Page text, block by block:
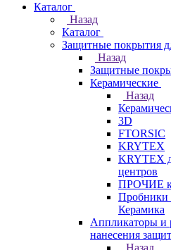
Каталог
Назад
Каталог
Защитные покрытия
Назад
Защитные
Керамические
Назад
3D
FTORSIC
KRYTEX
KRYTEX
центров
ПРОЧИЕ
Пробники
Керамика
Аппликаторы и
нанесения
Назад